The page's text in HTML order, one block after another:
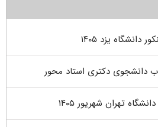
یزد ۱۴۰۵
دانشجوی دکتری استاد محور
تهران شهریور ۱۴۰۵